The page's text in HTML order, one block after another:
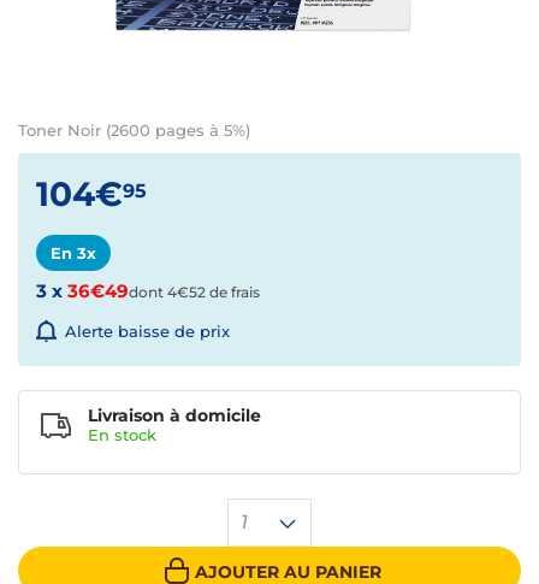
Toner Noir (2600 pages à 5%)
104€95
En 3x
3 x 36€49dont 4€52 de frais
Alerte baisse de prix
1
AJOUTER AU PANIER
Livraison à domicile
En stock